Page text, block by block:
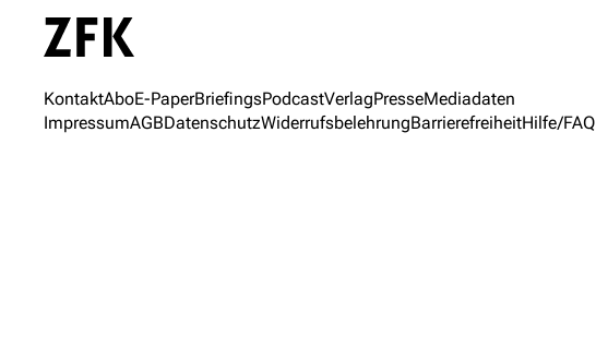
KontaktAboE-PaperBriefingsPodcastVerlagPresseMediadaten
ImpressumAGBDatenschutzWiderrufsbelehrungBarrierefreiheitHilfe/FAQ